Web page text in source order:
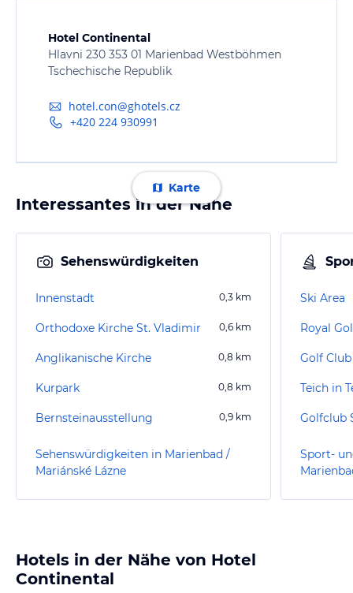
Hotel Continental
Hlavni 230 353 01 Marienbad Westböhmen
Tschechische Republik
hotel.con@ghotels.cz
+420 224 930991
Karte
Interessantes in der Nähe
Sehenswürdigkeiten
Innenstadt 0,3 km
Orthodoxe Kirche St. Vladimir 0,6 km
Anglikanische Kirche 0,8 km
Kurpark 0,8 km
Bernsteinausstellung 0,9 km
Sehenswürdigkeiten in Marienbad /
Mariánské Lázne
Ski Area
Royal
Golf
Teich in
Golfclub
Sport-
Hotels in der Nähe von Hotel
Continental